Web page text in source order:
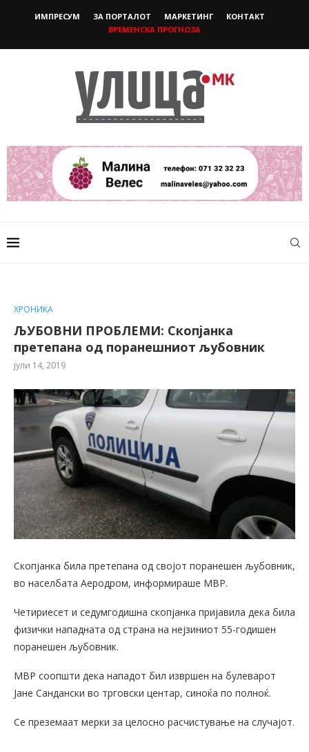
ИМПРЕСУМ ЗА ПОРТАЛОТ МАРКЕТИНГ
КОНТАКТ
ВРЕМЕНСКА ПРОГНОЗА
ХРОНИКА
ЉУБОВНИ ПРОБЛЕМИ: Скопјанка
претепана од поранешниот љубовник
јули 14, 2019
Скопјанка била претепана од својот поранешен љубовник,
во населбата Аеродром, информираше МВР.
Четириесет и седумгодишна скопјанка пријавила дека била
физички нападната од страна на нејзиниот 55-годишен
поранешен љубовник.
МВР соопшти дека нападот бил извршен на булеварот
Јане Сандански во трговски центар, синоќа по полноќ.
Се преземаат мерки за целосно расчистување на случајот.